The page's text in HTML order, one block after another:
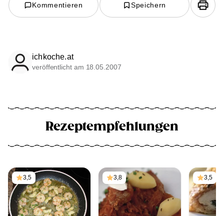
Kommentieren Speichern
ichkoche.at
veröffentlicht am 18.05.2007
Rezeptempfehlungen
3,5 3,8 3,5